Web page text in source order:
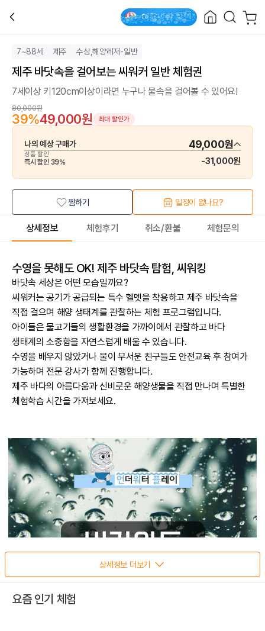
7~88세 제주 수상,해양레저-일반
제주 바닷속을 걸어보는 씨워커 일반 체험권
7세이상 키120cm이상이라면 누구나 물속을 걸어볼 수 있어요!
80,000원
39%49,000원 최대 할인가
나의 예상 구매가 49,000원
상품 할인
즉시 할인 39% -31,000원
찜하기 일정이 없나요?
상세정보 체험후기 취소/환불 체험문의
수영을 못해도 OK! 제주 바닷속 탐험, 씨워킹
바닷속 세상은 어떤 모습일까요?
씨워커는 공기가 공급되는 특수 헬멧을 착용하고 제주 바닷속을
직접 걸으며 해양 생태계를 관찰하는 체험 프로그램입니다.
아이들은 물고기들의 생활환경을 가까이에서 관찰하고 바다
생태계의 소중함을 자연스럽게 배울 수 있습니다.
수영을 배우지 않았거나 물이 무서운 친구들도 안전교육 후 참여가
가능하며 전문 강사가 함께 진행합니다.
제주 바다의 아름다움과 신비로운 해양생물을 직접 만나며 특별한
체험학습 시간을 가져보세요.
상세정보 더보기
요즘 인기 체험